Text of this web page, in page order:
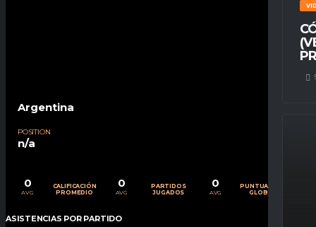
Argentina
POSITION
n/a
0
AVG
CALIFICACIÓN
PROMEDIO
0
AVG
PARTIDOS
JUGADOS
0
AVG
PUNTUACIÓN
GLOBAL
ASISTENCIAS POR PARTIDO